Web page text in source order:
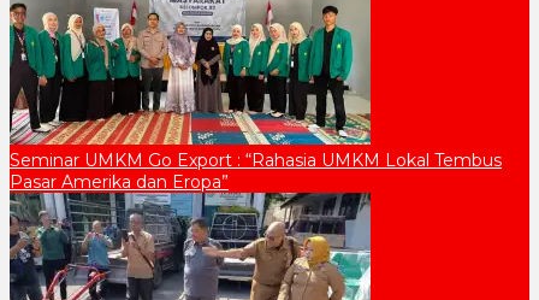
Seminar UMKM Go Export : “Rahasia UMKM Lokal Tembus
Pasar Amerika dan Eropa”